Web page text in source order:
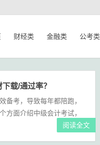
财经类 金融类 公考类
载/通过率？
备考，导致每年都陪跑，
方面介绍中级会计考试，
阅读全文